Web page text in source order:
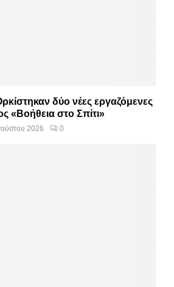
δύο νέες εργαζόμενες
«Βοήθεια στο Σπίτι»
2026 0